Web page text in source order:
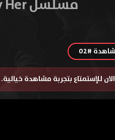
مسلسل Why Her الموسم الأول – الحلقة 9
#02
للإستمتاع بتجربة مشاهدة خيالية.